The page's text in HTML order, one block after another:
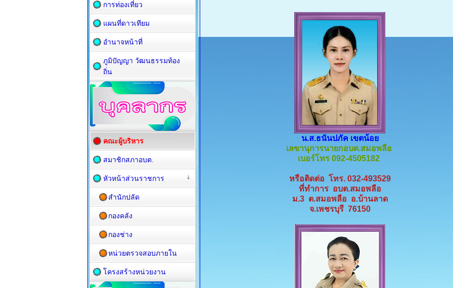
น.ส.ธนันปภัค เขตน้อย
เลขานุการนายกอบต.สมอพลือ
เบอร์โทร 092-4505182
หรือติดต่อ โทร. 032-493529
ที่ทำการ อบต.สมอพลือ
ม.3 ต.สมอพลือ อ.บ้านลาด
จ.เพชรบุรี 76150
การท่องเที่ยว
แผนที่ดาวเทียม
อำนาจหน้าที่
ภูมิปัญญา วัฒนธรรมท้อง
ถิ่น
คณะผู้บริหาร
สมาชิกสภาอบต.
หัวหน้าส่วนราชการ
สำนักปลัด
กองคลัง
กองช่าง
หน่วยตรวจสอบภายใน
โครงสร้างหน่วยงาน